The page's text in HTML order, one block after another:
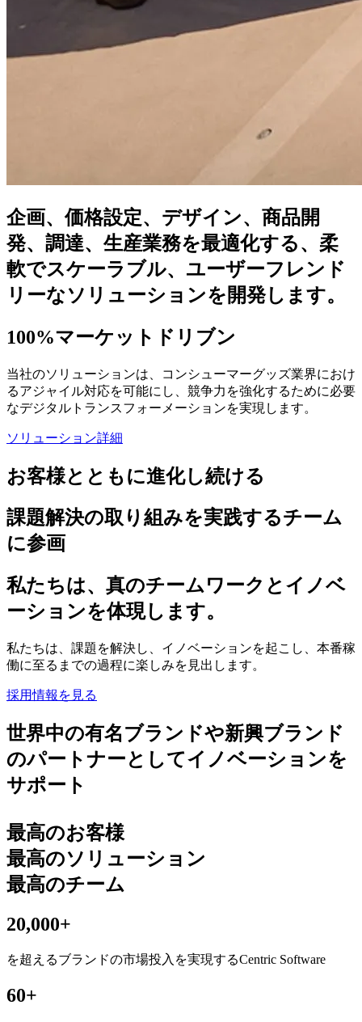
企画、価格設定、 デザイン、 商品開
発、 調達、 生産業務を最適化する、 柔
軟でスケーラブル、 ユーザーフレンド
リーなソリューションを 開発します。
100%マーケットドリブン
当社のソリューションは、コンシューマーグッズ業界におけ
るアジャイル対応を可能にし、競争力を強化するために必要
なデジタルトランスフォーメーションを実現します。
ソリューション詳細
お客様とともに進化し続ける
課題解決の取り組みを実践するチーム
に参画
私たちは、 真のチームワークと イノベ
ーションを体現します。
私たちは、課題を解決し、イノベーションを起こし、本番稼
働に至るまでの過程に楽しみを見出します。
採用情報を見る
世界中の有名ブランドや新興ブランド
のパートナーとしてイノベーションを
サポート
最高のお客様
最高のソリューション
最高のチーム
20,000+
を超えるブランドの市場投入を実現するCentric Software
60+